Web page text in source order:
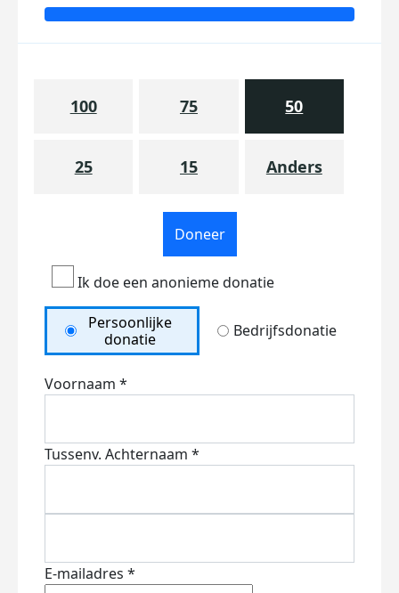
100 75 50
25 15 Anders
Doneer
Ik doe een anonieme donatie
Persoonlijke
donatie
Bedrijfsdonatie
Voornaam *
Tussenv. Achternaam *
E-mailadres *